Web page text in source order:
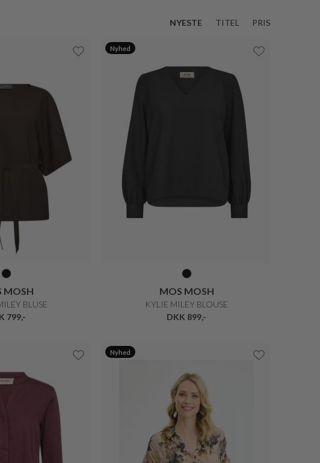
NYESTE TITEL PRIS
MOSH
BLUSE
799,-
Nyhed
MOS MOSH
KYLIE MILEY BLOUSE
DKK 899,-
Nyhed